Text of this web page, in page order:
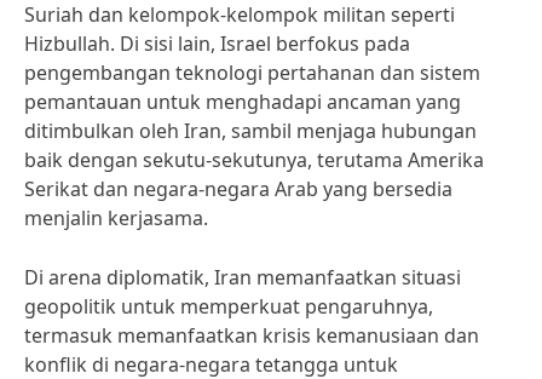
Suriah dan kelompok-kelompok militan seperti
Hizbullah. Di sisi lain, Israel berfokus pada
pengembangan teknologi pertahanan dan sistem
pemantauan untuk menghadapi ancaman yang
ditimbulkan oleh Iran, sambil menjaga hubungan
baik dengan sekutu-sekutunya, terutama Amerika
Serikat dan negara-negara Arab yang bersedia
menjalin kerjasama.
Di arena diplomatik, Iran memanfaatkan situasi
geopolitik untuk memperkuat pengaruhnya,
termasuk memanfaatkan krisis kemanusiaan dan
konflik di negara-negara tetangga untuk